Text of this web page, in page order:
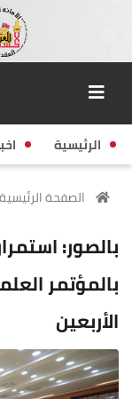
الرئيسية
الصفحة الرئيسية
بالصور:
بالمؤتمر
الأربعين